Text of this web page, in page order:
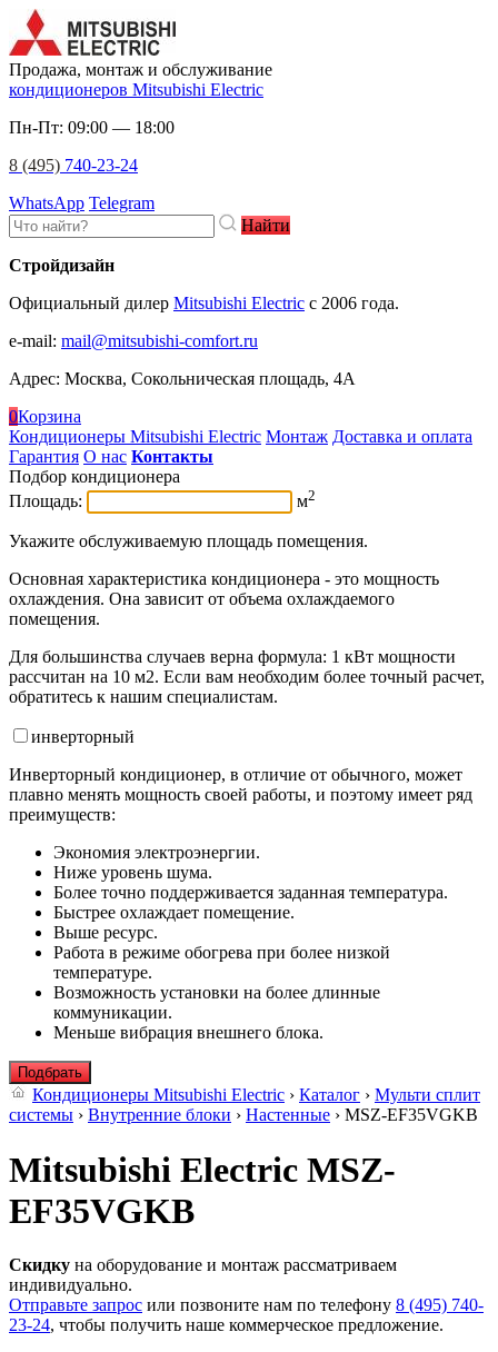
Продажа, монтаж и обслуживание
кондиционеров Mitsubishi Electric
Пн-Пт: 09:00 — 18:00
8 (495) 740-23-24
WhatsApp Telegram
Найти
Стройдизайн
Официальный дилер Mitsubishi Electric c 2006 года.
e-mail: mail@mitsubishi-comfort.ru
Адрес: Москва, Сокольническая площадь, 4А
0Корзина
Кондиционеры Mitsubishi Electric Монтаж Доставка и оплата
Гарантия О нас Контакты
Подбор кондиционера
Площадь:
м2
Укажите обслуживаемую площадь помещения.
Основная характеристика кондиционера - это мощность
охлаждения. Она зависит от объема охлаждаемого
помещения.
Для большинства случаев верна формула: 1 кВт мощности
рассчитан на 10 м2. Если вам необходим более точный расчет,
обратитесь к нашим специалистам.
инверторный
Инверторный кондиционер, в отличие от обычного, может
плавно менять мощность своей работы, и поэтому имеет ряд
преимуществ:
Экономия электроэнергии.
Ниже уровень шума.
Более точно поддерживается заданная температура.
Быстрее охлаждает помещение.
Выше ресурс.
Работа в режиме обогрева при более низкой
температуре.
Возможность установки на более длинные
коммуникации.
Меньше вибрация внешнего блока.
Подбрать
Кондиционеры Mitsubishi Electric › Каталог › Мульти сплит
системы › Внутренние блоки › Настенные › MSZ-EF35VGKB
Mitsubishi Electric MSZ-
EF35VGKB
Скидку на оборудование и монтаж рассматриваем
индивидуально.
Отправьте запрос или позвоните нам по телефону 8 (495) 740-
23-24, чтобы получить наше коммерческое предложение.